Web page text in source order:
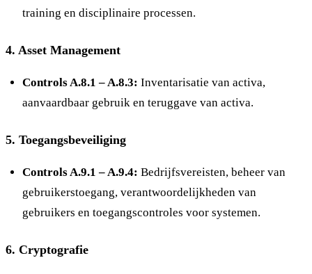
training en disciplinaire processen.
4. Asset Management
Controls A.8.1 – A.8.3: Inventarisatie van activa,
aanvaardbaar gebruik en teruggave van activa.
5. Toegangsbeveiliging
Controls A.9.1 – A.9.4: Bedrijfsvereisten, beheer van
gebruikerstoegang, verantwoordelijkheden van
gebruikers en toegangscontroles voor systemen.
6. Cryptografie